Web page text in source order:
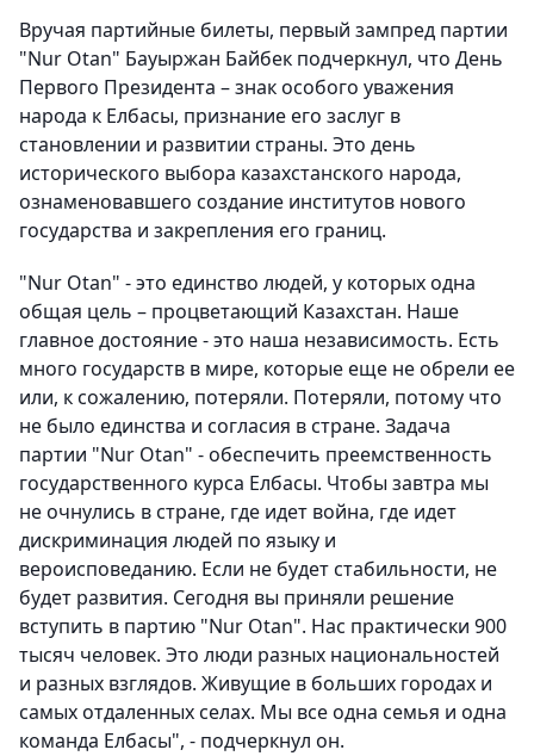
Вручая партийные билеты, первый зампред партии
"Nur Otan" Бауыржан Байбек подчеркнул, что День
Первого Президента – знак особого уважения
народа к Елбасы, признание его заслуг в
становлении и развитии страны. Это день
исторического выбора казахстанского народа,
ознаменовавшего создание институтов нового
государства и закрепления его границ.
"Nur Otan" - это единство людей, у которых одна
общая цель – процветающий Казахстан. Наше
главное достояние - это наша независимость. Есть
много государств в мире, которые еще не обрели ее
или, к сожалению, потеряли. Потеряли, потому что
не было единства и согласия в стране. Задача
партии "Nur Otan" - обеспечить преемственность
государственного курса Елбасы. Чтобы завтра мы
не очнулись в стране, где идет война, где идет
дискриминация людей по языку и
вероисповеданию. Если не будет стабильности, не
будет развития. Сегодня вы приняли решение
вступить в партию "Nur Otan". Нас практически 900
тысяч человек. Это люди разных национальностей
и разных взглядов. Живущие в больших городах и
самых отдаленных селах. Мы все одна семья и одна
команда Елбасы", - подчеркнул он.